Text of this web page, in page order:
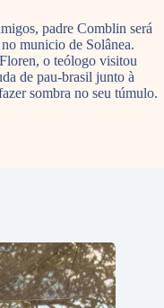
padre Comblin será
municio de Solânea.
o teólogo visitou
de pau-brasil junto à
sombra no seu túmulo.